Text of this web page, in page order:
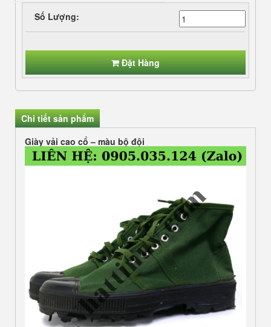
Số Lượng:
Đặt Hàng
Chi tiết sản phẩm
Giày vải cao cổ – màu bộ đội